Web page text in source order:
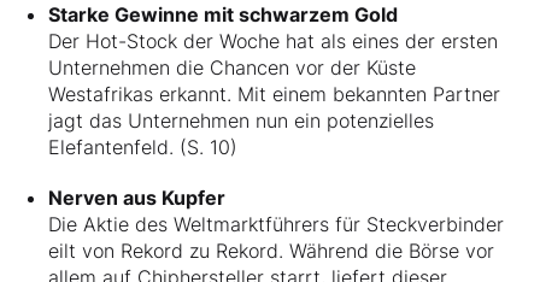
Starke Gewinne mit schwarzem Gold
Der Hot-Stock der Woche hat als eines der ersten
Unternehmen die Chancen vor der Küste
Westafrikas erkannt. Mit einem bekannten Partner
jagt das Unternehmen nun ein potenzielles
Elefantenfeld. (S. 10)
Nerven aus Kupfer
Die Aktie des Weltmarktführers für Steckverbinder
eilt von Rekord zu Rekord. Während die Börse vor
allem auf Chiphersteller starrt, liefert dieser